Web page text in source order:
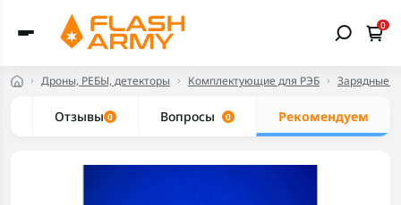
0
Дроны, РЕБЫ, детекторы Комплектующие для РЭБ Зарядные
Отзывы 0 Вопросы 0 Рекомендуем